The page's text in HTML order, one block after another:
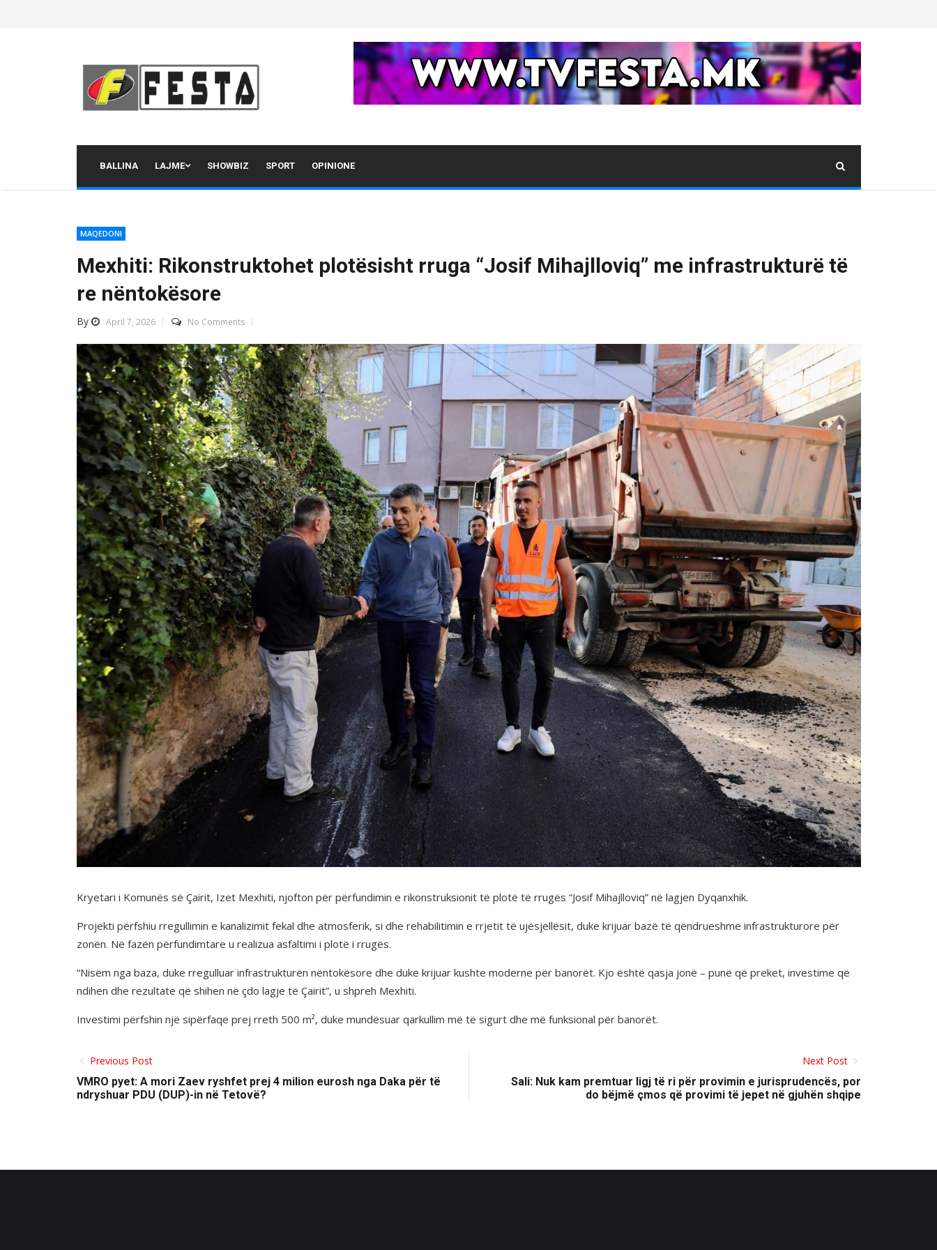
BALLINA LAJME SHOWBIZ SPORT OPINIONE
MAQEDONI
Mexhiti: Rikonstruktohet plotësisht rruga “Josif Mihajlloviq” me infrastrukturë të
re nëntokësore
By April 7, 2026 No Comments
Kryetari i Komunës së Çairit, Izet Mexhiti, njofton për përfundimin e rikonstruksionit të plotë të rrugës “Josif Mihajlloviq” në lagjen Dyqanxhik.
Projekti përfshiu rregullimin e kanalizimit fekal dhe atmosferik, si dhe rehabilitimin e rrjetit të ujësjellësit, duke krijuar bazë të qëndrueshme infrastrukturore për
zonën. Në fazën përfundimtare u realizua asfaltimi i plotë i rrugës.
“Nisëm nga baza, duke rregulluar infrastrukturën nëntokësore dhe duke krijuar kushte moderne për banorët. Kjo është qasja jonë – punë që preket, investime që
ndihen dhe rezultate që shihen në çdo lagje të Çairit”, u shpreh Mexhiti.
Investimi përfshin një sipërfaqe prej rreth 500 m², duke mundësuar qarkullim më të sigurt dhe më funksional për banorët.
Previous Post
VMRO pyet: A mori Zaev ryshfet prej 4 milion eurosh nga Daka për të
ndryshuar PDU (DUP)-in në Tetovë?
Next Post
Sali: Nuk kam premtuar ligj të ri për provimin e jurisprudencës, por
do bëjmë çmos që provimi të jepet në gjuhën shqipe